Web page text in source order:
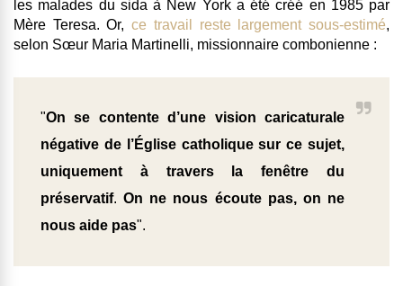
les malades du sida à New York a été créé en 1985 par
Mère Teresa. Or,ce travail reste largement sous-estimé,
selon Sœur Maria Martinelli, missionnaire combonienne :
"On se contente d’une vision caricaturale
négative de l’Église catholique sur ce sujet,
uniquement à travers la fenêtre du
préservatif.On ne nous écoute pas, on ne
nous aide pas".